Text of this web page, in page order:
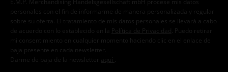
personales con el fin de informarme de manera personalizada y regular
sobre su oferta. El tratamiento de mis datos personales se llevará a cabo
de acuerdo con lo establecido en la
Política de Privacidad . Puedo retirar
mi consentimiento en cualquier momento haciendo clic en el enlace de
baja presente en cada newsletter.
Darme de baja de la newsletter
aquí